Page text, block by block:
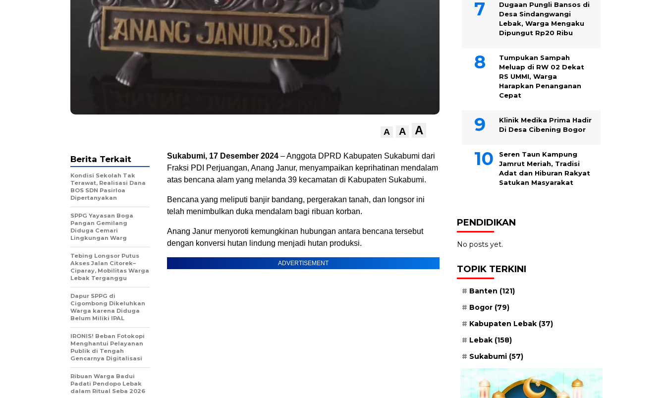
A A A
Sukabumi, 17 Desember 2024 – Anggota DPRD Kabupaten Sukabumi dari
Fraksi PDI Perjuangan, Anang Janur, menyampaikan keprihatinan mendalam
atas bencana alam yang melanda 39 kecamatan di Kabupaten Sukabumi.
Bencana yang meliputi banjir bandang, pergerakan tanah, dan longsor ini
telah menimbulkan duka mendalam bagi ribuan korban.
Anang Janur menyoroti kemungkinan hubungan antara bencana tersebut
dengan konversi hutan lindung menjadi hutan produksi.
ADVERTISEMENT
Berita Terkait
Kondisi Sekolah Tak
Terawat, Realisasi Dana
BOS SDN Pasirloa
Dipertanyakan
SPPG Yayasan Boga
Pangan Gemilang
Diduga Cemari
Lingkungan Warg
Tebing Longsor Putus
Akses Jalan Citorek–
Ciparay, Mobilitas Warga
Lebak Terganggu
Dapur SPPG di
Cigombong Dikeluhkan
Warga karena Diduga
Belum Miliki IPAL
IRONIS! Beban Fotokopi
Menghantui Pelayanan
Publik di Tengah
Gencarnya Digitalisasi
Ribuan Warga Badui
Padati Pendopo Lebak
dalam Ritual Seba 2026
Dugaan Pungli Bansos di
Desa Sindangwangi
Lebak, Warga Mengaku
Dipungut Rp20 Ribu
Tumpukan Sampah
Meluap di RW 02 Dekat
RS UMMI, Warga
Harapkan Penanganan
Cepat
Klinik Medika Prima Hadir
Di Desa Cibening Bogor
Seren Taun Kampung
Jamrut Meriah, Tradisi
Adat dan Hiburan Rakyat
Satukan Masyarakat
PENDIDIKAN
No posts yet.
TOPIK TERKINI
Banten (121)
Bogor (79)
Kabupaten Lebak (37)
Lebak (158)
Sukabumi (57)